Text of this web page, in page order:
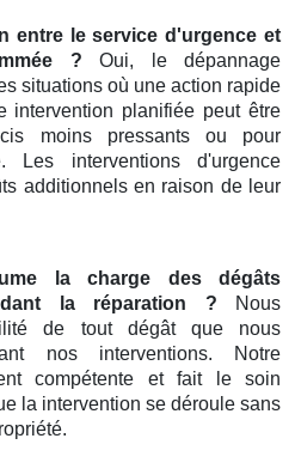
entre leservice d'urgence et
? Oui, le dépannage
situations où une action rapide
intervention planifiée peut être
moins pressants ou pour
Les interventions d'urgence
additionnels en raison de leur
lacharge desdégâts
la réparation ? Nous
de tout dégât que nous
nos interventions. Notre
compétente et fait le soin
la intervention se déroule sans